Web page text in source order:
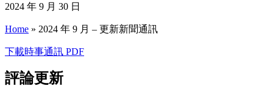
2024 年 9 月 30 日
Home » 2024 年 9 月 – 更新新聞通訊
下載時事通訊 PDF
評論更新